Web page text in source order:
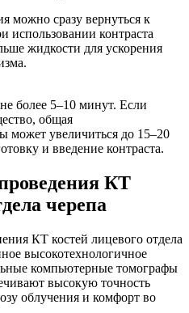
можно сразу вернуться к
использовании контраста
жидкости для ускорения
более 5–10 минут. Если
общая
может увеличиться до 15–20
и введение контраста.
КТ
черепа
КТ костей лицевого отдела
высокотехнологичное
компьютерные томографы
высокую точность
облучения и комфорт во